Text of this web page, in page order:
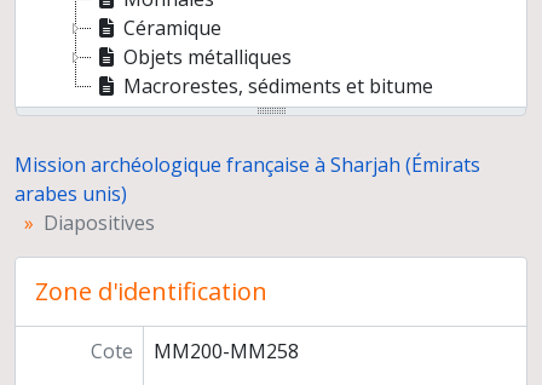
Céramique
Objets métalliques
Macrorestes, sédiments et bitume
Mission archéologique française à Sharjah (Émirats
arabes unis)
Diapositives
Zone d'identification
Cote
MM200-MM258